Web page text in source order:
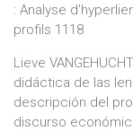
: Analyse
profils 1118
Lieve
didáctica de las
descripción del
discurso